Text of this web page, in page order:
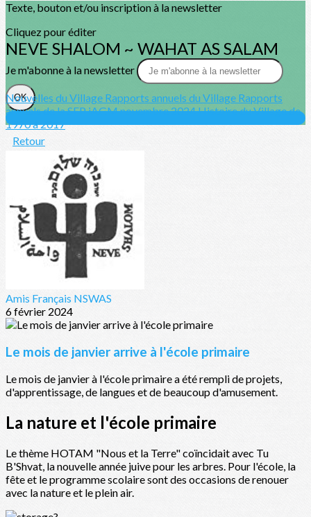
Texte, bouton et/ou inscription à la newsletter
Cliquez pour éditer
NEVE SHALOM ~ WAHAT AS SALAM
Je m'abonne à la newsletter
OK
Nouvelles du Village Rapports annuels du Village Rapports
annuels de la SFPiAGM novembre 2024Histoire du Village de
1970 à 2017
Retour
Amis Français NSWAS
6 février 2024
Le mois de janvier arrive à l'école primaire
Le mois de janvier à l'école primaire a été rempli de projets,
d'apprentissage, de langues et de beaucoup d'amusement.
La nature et l'école primaire
Le thème HOTAM "Nous et la Terre" coïncidait avec Tu
B'Shvat, la nouvelle année juive pour les arbres. Pour l'école, la
fête et le programme scolaire sont des occasions de renouer
avec la nature et le plein air.